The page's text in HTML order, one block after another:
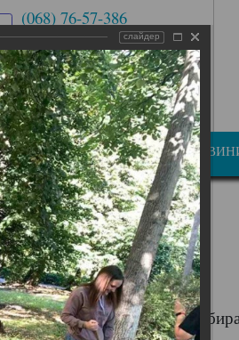
(068) 76-57-386
(03849) 7-47-34
med.uch22@ukr.net
вул. Івана Мазепи, 31
СТУДЕНТАМ
- Всесвітній день
слайдер